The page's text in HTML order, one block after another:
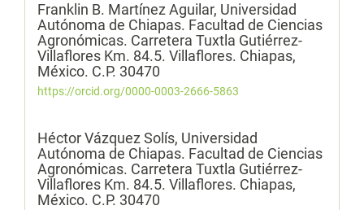
Franklin B. Martínez Aguilar, Universidad
Autónoma de Chiapas. Facultad de Ciencias
Agronómicas. Carretera Tuxtla Gutiérrez-
Villaflores Km. 84.5. Villaflores. Chiapas,
México. C.P. 30470
https://orcid.org/0000-0003-2666-5863
Héctor Vázquez Solís, Universidad
Autónoma de Chiapas. Facultad de Ciencias
Agronómicas. Carretera Tuxtla Gutiérrez-
Villaflores Km. 84.5. Villaflores. Chiapas,
México. C.P. 30470